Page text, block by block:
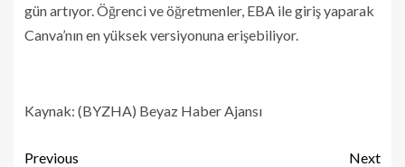
gün artıyor. Öğrenci ve öğretmenler, EBA ile giriş yaparak
Canva’nın en yüksek versiyonuna erişebiliyor.
Kaynak: (BYZHA) Beyaz Haber Ajansı
Previous
Next